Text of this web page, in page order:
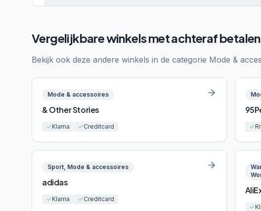
Vergelijkbare winkels met achteraf betalen
Bekijk ook deze andere winkels in de categorie Mode &
Mode & accessoires
& Other Stories
Klarna Creditcard
Sport, Mode & accessoires
adidas
Klarna Creditcard